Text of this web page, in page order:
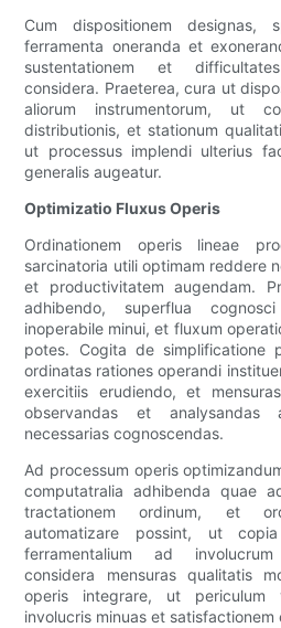
Cum dispositionem designas,
ferramenta oneranda et
sustentationem et
considera. Praeterea, cura ut
aliorum instrumentorum, ut
distributionis, et stationum
ut processus implendi ulterius
generalis augeatur.
Optimizatio Fluxus Operis
Ordinationem operis lineae
sarcinatoria utili optimam reddere
et productivitatem augendam.
adhibendo, superflua
inoperabile minui, et fluxum
potes. Cogita de simplificatione
ordinatas rationes operandi
exercitiis erudiendo, et
observandas et analysandas
necessarias cognoscendas.
Ad processum operis
computatralia adhibenda quae
tractationem ordinum, et
automatizare possint, ut
ferramentalium ad
considera mensuras qualitatis
operis integrare, ut periculum
involucris minuas et satisfactionem